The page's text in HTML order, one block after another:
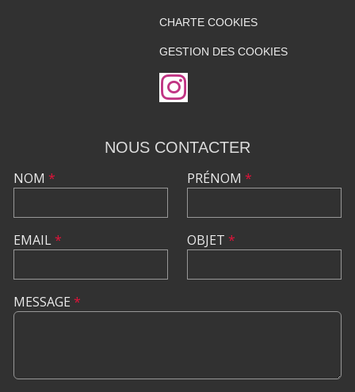
CHARTE COOKIES
GESTION DES COOKIES
NOUS CONTACTER
NOM *
EMAIL*
PRÉNOM *
OBJET *
MESSAGE *